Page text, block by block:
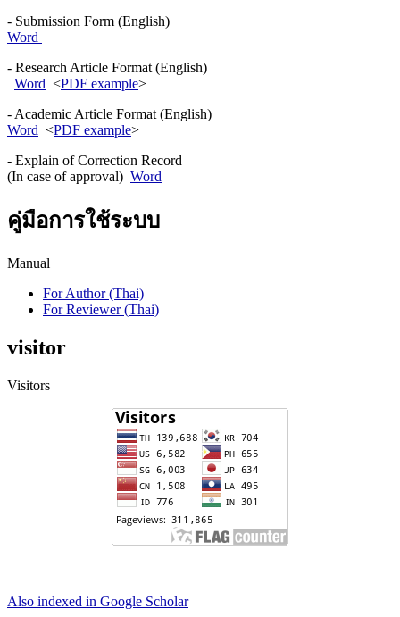
- Submission Form (English)
Word
- Research Article Format (English)
Word <PDF example>
- Academic Article Format (English)
Word <PDF example>
- Explain of Correction Record
(In case of approval) Word
คู่มือการใช้ระบบ
Manual
For Author (Thai)
For Reviewer (Thai)
visitor
Visitors
Also indexed in Google Scholar